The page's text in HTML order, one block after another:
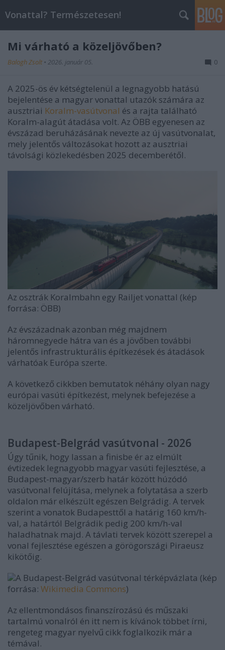
Vonattal? Természetesen!
Mi várható a közeljövőben?
Balogh Zsolt • 2026. január 05. 0
A 2025-ös év kétségtelenül a legnagyobb hatású
bejelentése a magyar vonattal utazók számára az
ausztriai Koralm-vasútvonal és a rajta található
Koralm-alagút átadása volt. Az ÖBB egyenesen az
évszázad beruházásának nevezte az új vasútvonalat,
mely jelentős változásokat hozott az ausztriai
távolsági közlekedésben 2025 decemberétől.
Az osztrák Koralmbahn egy Railjet vonattal (kép
forrása: ÖBB)
Az évszázadnak azonban még majdnem
háromnegyede hátra van és a jövőben további
jelentős infrastrukturális építkezések és átadások
várhatóak Európa szerte.
A következő cikkben bemutatok néhány olyan nagy
európai vasúti építkezést, melynek befejezése a
közeljövőben várható.
Budapest-Belgrád vasútvonal - 2026
Úgy tűnik, hogy lassan a finisbe ér az elmúlt
évtizedek legnagyobb magyar vasúti fejlesztése, a
Budapest-magyar/szerb határ között húzódó
vasútvonal felújítása, melynek a folytatása a szerb
oldalon már elkészült egészen Belgrádig. A tervek
szerint a vonatok Budapesttől a határig 160 km/h-
val, a határtól Belgrádik pedig 200 km/h-val
haladhatnak majd. A távlati tervek között szerepel a
vonal fejlesztése egészen a görögországi Piraeusz
kikötőig.
A Budapest-Belgrád vasútvonal térképvázlata (kép
forrása: Wikimedia Commons)
Az ellentmondásos finanszírozású és műszaki
tartalmú vonalról én itt nem is kívánok többet írni,
rengeteg magyar nyelvű cikk foglalkozik már a
témával.